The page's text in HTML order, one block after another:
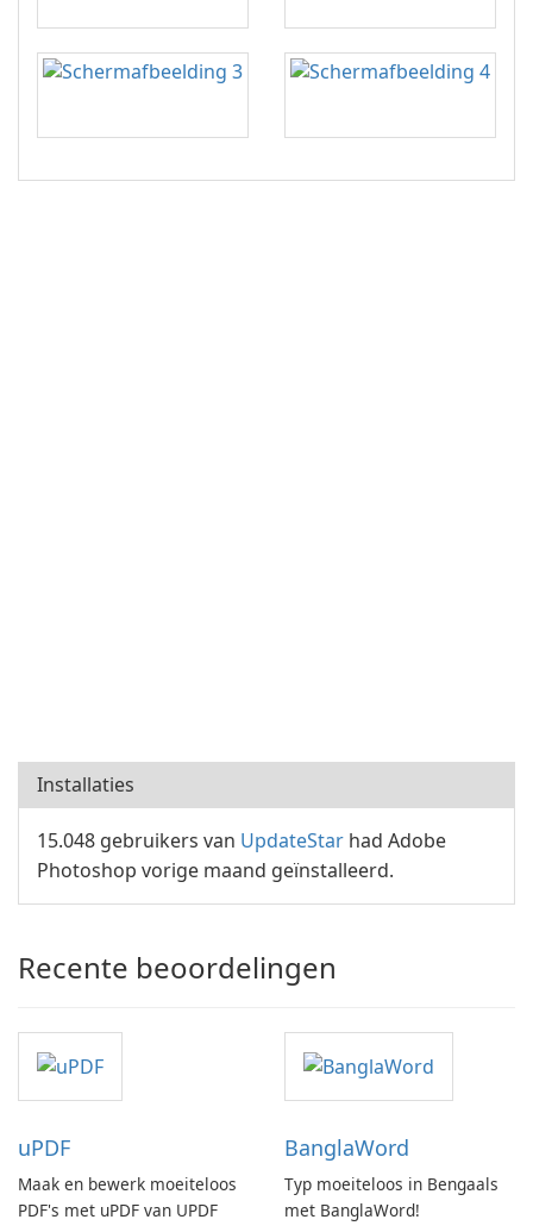
Installaties
15.048 gebruikers van UpdateStar had Adobe
Photoshop vorige maand geïnstalleerd.
Recente beoordelingen
uPDF
Maak en bewerk moeiteloos
PDF's met uPDF van UPDF
BanglaWord
Typ moeiteloos in Bengaals
met BanglaWord!